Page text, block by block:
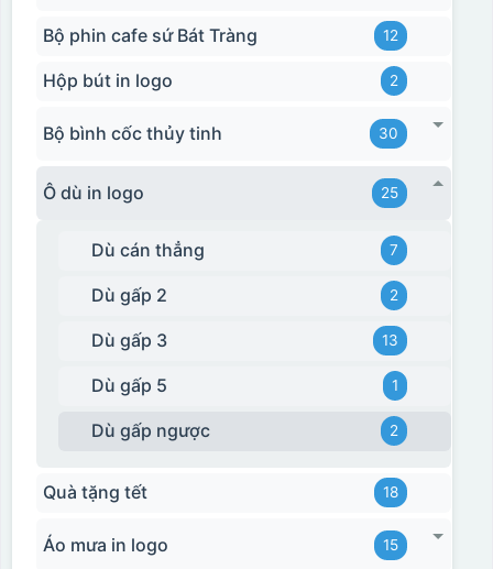
Bộ phin cafe sứ Bát Tràng 12
Hộp bút in logo 2
Bộ bình cốc thủy tinh 30
Ô dù in logo 25
Dù cán thẳng 7
Dù gấp 2 2
Dù gấp 3 13
Dù gấp 5 1
Dù gấp ngược 2
Quà tặng tết 18
Áo mưa in logo 15